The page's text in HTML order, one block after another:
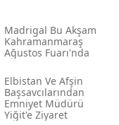
Madrigal Bu Akşam
Kahramanmaraş
Ağustos Fuarı'nda
Elbistan Ve Afşin
Başsavcılarından
Emniyet Müdürü
Yiğit'e Ziyaret